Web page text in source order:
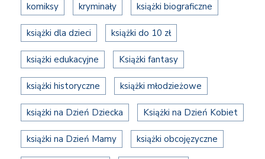
komiksy kryminały książki biograficzne
książki dla dzieci książki do 10 zł
książki edukacyjne Książki fantasy
książki historyczne książki młodzieżowe
książki na Dzień Dziecka Książki na Dzień Kobiet
książki na Dzień Mamy książki obcojęzyczne